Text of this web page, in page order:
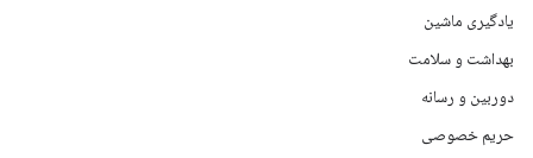
یادگیری ماشین
بهداشت و سلامت
دوربین و رسانه
حریم خصوصی